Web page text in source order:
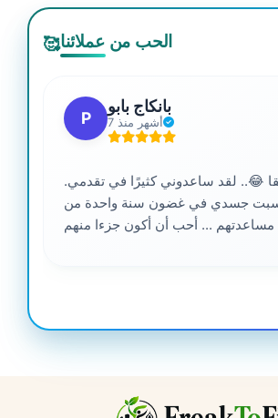
🥰الحب من عملائنا
P
بانكاج بابو
7 أشهر منذ
😂.. لقد ساعدوني كثيرًا في تقدمي.
جسدي في غضون سنة واحدة من